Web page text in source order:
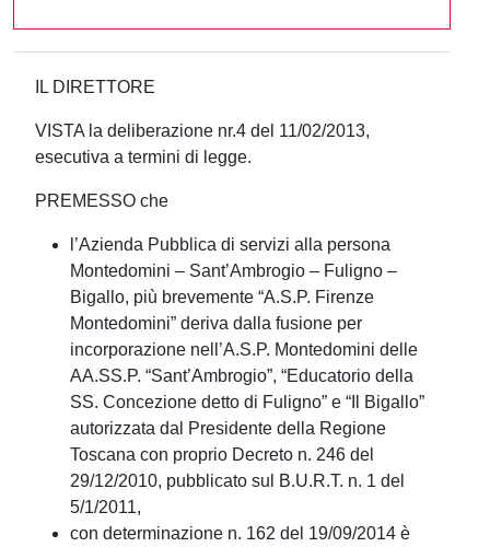
IL DIRETTORE
VISTA la deliberazione nr.4 del 11/02/2013,
esecutiva a termini di legge.
PREMESSO che
l’Azienda Pubblica di servizi alla persona
Montedomini – Sant’Ambrogio – Fuligno –
Bigallo, più brevemente “A.S.P. Firenze
Montedomini” deriva dalla fusione per
incorporazione nell’A.S.P. Montedomini delle
AA.SS.P. “Sant’Ambrogio”, “Educatorio della
SS. Concezione detto di Fuligno” e “Il Bigallo”
autorizzata dal Presidente della Regione
Toscana con proprio Decreto n. 246 del
29/12/2010, pubblicato sul B.U.R.T. n. 1 del
5/1/2011,
con determinazione n. 162 del 19/09/2014 è